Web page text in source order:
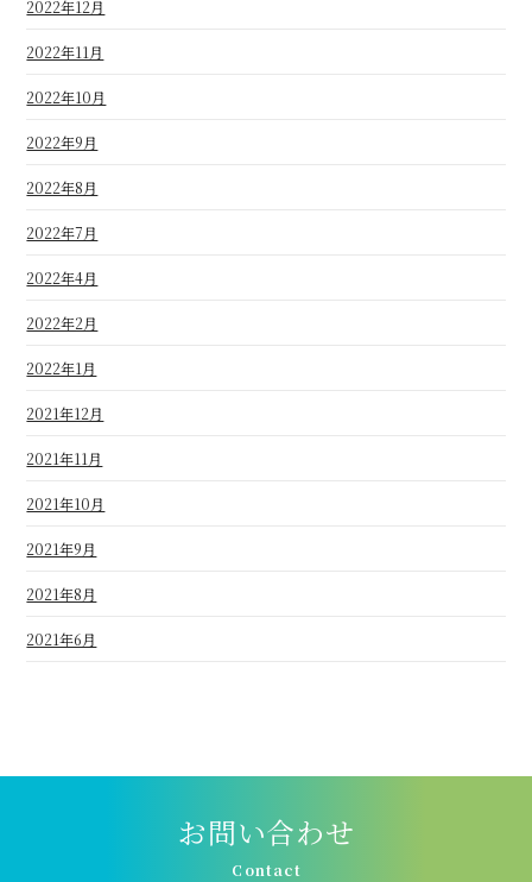
2022年12月
2022年11月
2022年10月
2022年9月
2022年8月
2022年7月
2022年4月
2022年2月
2022年1月
2021年12月
2021年11月
2021年10月
2021年9月
2021年8月
2021年6月
お問い合わせ
Contact